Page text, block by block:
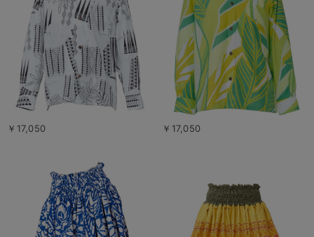
￥17,050 ￥17,050